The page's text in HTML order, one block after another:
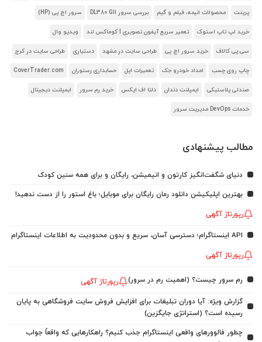
پرینت محصولات انیمه، فیلم و گیم بررسی سرور DL380 G11 سرور اچ پی (HP)
خرید لپ تاپ استوک تعمیر سریع آیفون تصویری | کوماکس لند ویدیو وال
سی پی کالاف خرید سرور اچ پی طراحی سایت در مشهد دستیاری طراحی سایت در کرج
چاپ روی چسب امداد خودرو جک تعمیرات اپل حسابداری رستوران CoverTrader.com
صندلی پلاستیکی ایمپلنت دندان دلتا اف ایکس خرید رم سرور ایمپلنت دیجیتال
خدمات DevOps مدیریت سرور
مطالب پیشنهادی
دنیای شگفت‌انگیز کارتون و انیمیشن، رایگان و برای همه سنین کودک
بهترین اپلیکیشن دانلود رمان رایگان برای موبایل؛ باغ استور را از دست ندهید!
رپورتاژ آگهی
API اینستاگرام؛ دسترسی آسان، سریع و بدون محدودیت به اطلاعات اینستاگرام
رپورتاژ آگهی
رم سرور چیست؟ (اهمیت رم در سرور) رپورتاژ آگهی
گزارش ویژه: آیا دوران تبلیغات برای افزایش فروش سایت فروشگاهی به پایان
رسیده است؟ (استراتژی جایگزین)
چطور فالوورهای واقعی اینستاگرام جذب کنیم؟ راهکارهایی که واقعاً جواب